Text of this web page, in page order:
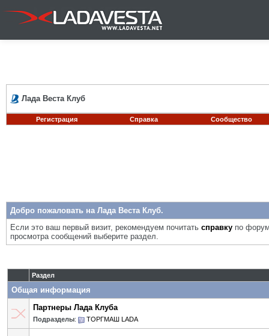
Лада Веста Клуб
Регистрация Справка Сообщество
Добро пожаловать на Лада Веста Клуб.
Если это ваш первый визит, рекомендуем почитать справку по
просмотра сообщений выберите раздел.
Раздел
Общая информация
Партнеры Лада Клуба
Подразделы: ТОРГМАШ LADA